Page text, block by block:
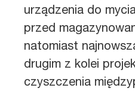
urządzenia do
przed
natomiast
drugim z kolei
czyszczenia